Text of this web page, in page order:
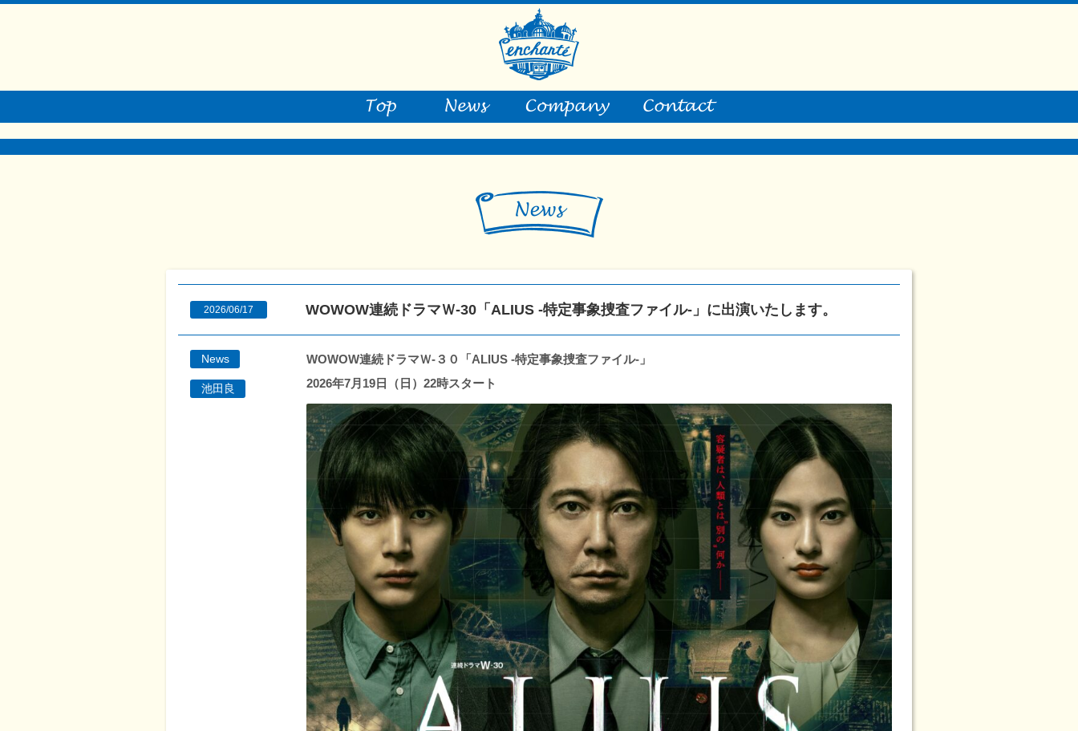
2026/06/17 WOWOW連続ドラマＷ-30「ALIUS -特定事象捜査ファイル-」に出演いたします。
News
池田良
WOWOW連続ドラマＷ-３０「ALIUS -特定事象捜査ファイル-」
2026年7月19日（日）22時スタート